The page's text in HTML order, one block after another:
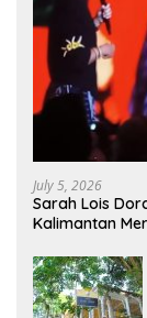
July 5, 2026
Sarah Lois
Kalimantan